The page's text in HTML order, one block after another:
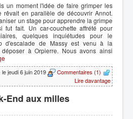
un moment l'idée de faire grimper les
rêvait en parallèle de découvrir Annot.
un stage pour apprendre la grimpe
fut fait. Un car-couchette affrété pour
quelques inquiétudes pour le
d'escalade de Massy est venu à la
à Orpierre. Nous avons ainsi
le jeudi 6 juin 2019
Commentaires (1)
Lire davantage
End aux milles